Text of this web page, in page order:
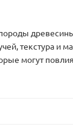
текстура и
могут